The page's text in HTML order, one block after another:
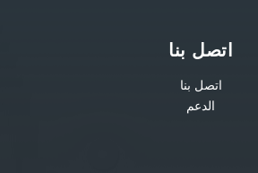
اتصل بنا
اتصل بنا
الدعم